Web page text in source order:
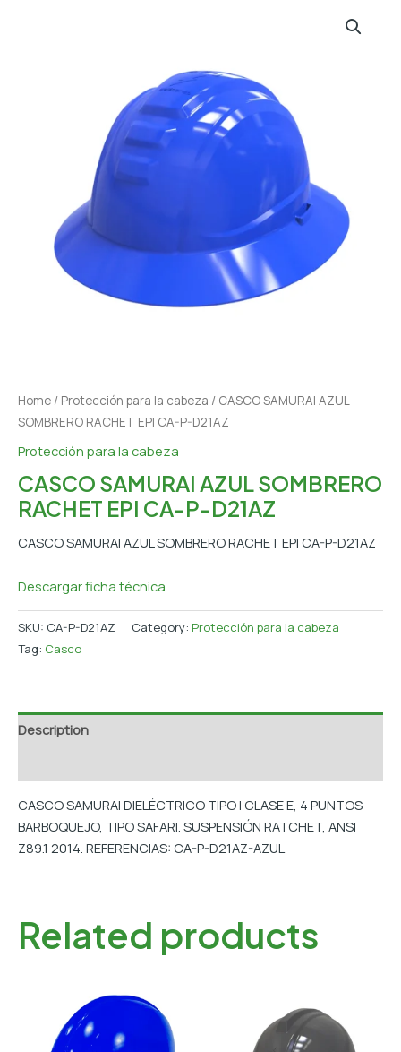
Home / Protección para la cabeza / CASCO SAMURAI AZUL
SOMBRERO RACHET EPI CA-P-D21AZ
Protección para la cabeza
CASCO SAMURAI AZUL SOMBRERO
RACHET EPI CA-P-D21AZ
CASCO SAMURAI AZUL SOMBRERO RACHET EPI CA-P-D21AZ
Descargar ficha técnica
SKU: CA-P-D21AZ Category: Protección para la cabeza
Tag: Casco
Description
CASCO SAMURAI DIELÉCTRICO TIPO I CLASE E, 4 PUNTOS
BARBOQUEJO, TIPO SAFARI. SUSPENSIÓN RATCHET, ANSI
Z89.1 2014. REFERENCIAS: CA-P-D21AZ-AZUL.
Related products